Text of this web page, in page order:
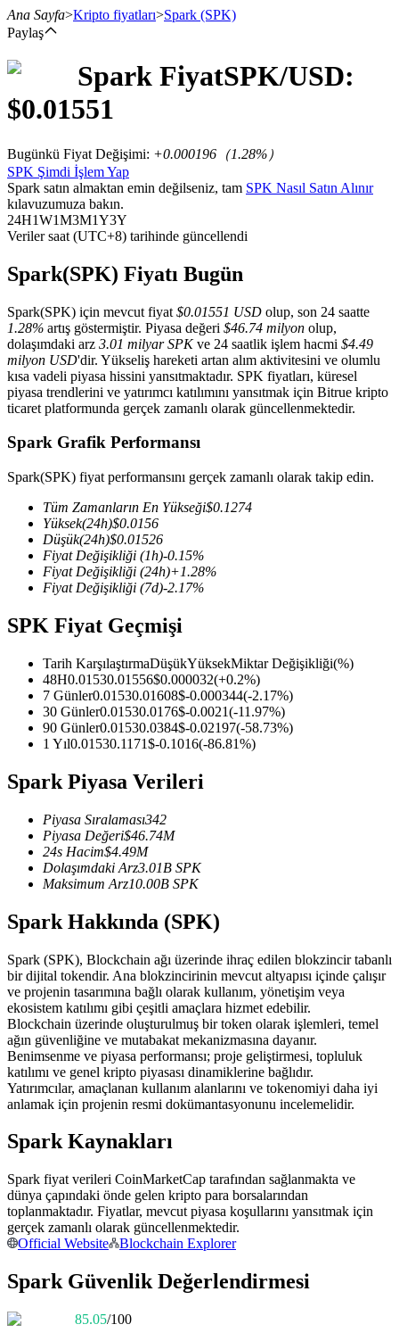
Vadeli İşlemler
USDT Vadeli İşlemleri
COIN-M Vadeli İşlemleri
Kripto Para Vadeli İşlemleri
TradFi
USDC Vadeli İşlemleri
USDC'yi teminat olarak kullanan vadeli işlemler
Kopya Ticaret
En iyi traderlarla güçlerinizi birleştirin
Kopya Tüccarı Olun
Kâr paylaşımı ve kopya ticaret komisyonlarının tadını çıkarın
Ana Sayfa>Kripto fiyatları>Spark (SPK)
Paylaş
Spark FiyatSPK/USD:
$0.01551
Bugünkü Fiyat Değişimi: +0.000196 （1.28%）
SPK Şimdi İşlem Yap
Spark satın almaktan emin değilseniz, tam SPK Nasıl Satın Alınır
kılavuzumuza bakın.
24H1W1M3M1Y3Y
Veriler saat (UTC+8) tarihinde güncellendi
Spark(SPK) Fiyatı Bugün
Spark(SPK) için mevcut fiyat $0.01551 USD olup, son 24 saatte
1.28% artış göstermiştir. Piyasa değeri $46.74 milyon olup,
dolaşımdaki arz 3.01 milyar SPKve 24 saatlik işlem hacmi $4.49
milyon USD'dir. Yükseliş hareketi artan alım aktivitesini ve olumlu
kısa vadeli piyasa hissini yansıtmaktadır. SPK fiyatları, küresel
piyasa trendlerini ve yatırımcı katılımını yansıtmak için Bitrue kripto
ticaret platformunda gerçek zamanlı olarak güncellenmektedir.
Spark Grafik Performansı
Spark(SPK) fiyat performansını gerçek zamanlı olarak takip edin.
Tüm Zamanların En Yükseği$0.1274
Yüksek(24h)$0.0156
Düşük(24h)$0.01526
Fiyat Değişikliği (1h)-0.15%
Fiyat Değişikliği (24h)+1.28%
Fiyat Değişikliği (7d)-2.17%
SPK Fiyat Geçmişi
Tarih KarşılaştırmaDüşükYüksekMiktar Değişikliği(%)
48H0.01530.01556$0.000032(+0.2%)
7 Günler0.01530.01608$-0.000344(-2.17%)
30 Günler0.01530.0176$-0.0021(-11.97%)
90 Günler0.01530.0384$-0.02197(-58.73%)
1 Yıl0.01530.1171$-0.1016(-86.81%)
Spark Piyasa Verileri
Piyasa Sıralaması342
Piyasa Değeri$46.74M
24s Hacim$4.49M
Dolaşımdaki Arz3.01B SPK
Maksimum Arz10.00B SPK
Spark Hakkında (SPK)
Spark (SPK), Blockchain ağı üzerinde ihraç edilen blokzincir tabanlı
bir dijital tokendir. Ana blokzincirinin mevcut altyapısı içinde çalışır
ve projenin tasarımına bağlı olarak kullanım, yönetişim veya
ekosistem katılımı gibi çeşitli amaçlara hizmet edebilir.
Blockchain üzerinde oluşturulmuş bir token olarak işlemleri, temel
ağın güvenliğine ve mutabakat mekanizmasına dayanır.
Benimsenme ve piyasa performansı; proje geliştirmesi, topluluk
katılımı ve genel kripto piyasası dinamiklerine bağlıdır.
Yatırımcılar, amaçlanan kullanım alanlarını ve tokenomiyi daha iyi
anlamak için projenin resmi dokümantasyonunu incelemelidir.
Spark Kaynakları
Spark fiyat verileri CoinMarketCap tarafından sağlanmakta ve
dünya çapındaki önde gelen kripto para borsalarından
toplanmaktadır. Fiyatlar, mevcut piyasa koşullarını yansıtmak için
gerçek zamanlı olarak güncellenmektedir.
Official Website
Blockchain Explorer
Spark Güvenlik Değerlendirmesi
85.05/100